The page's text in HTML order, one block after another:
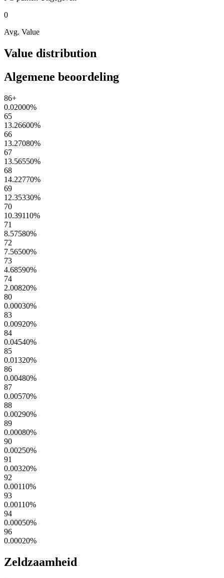
0
Avg. Value
Value distribution
Algemene beoordeling
86+
0.02000%
65
13.26600%
66
13.27080%
67
13.56550%
68
14.22770%
69
12.35330%
70
10.39110%
71
8.57580%
72
7.56500%
73
4.68590%
74
2.00820%
80
0.00030%
83
0.00920%
84
0.04540%
85
0.01320%
86
0.00480%
87
0.00570%
88
0.00290%
89
0.00080%
90
0.00250%
91
0.00320%
92
0.00110%
93
0.00110%
94
0.00050%
96
0.00020%
Zeldzaamheid